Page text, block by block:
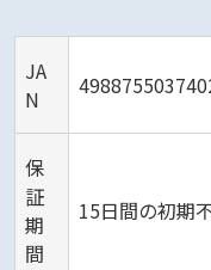
JA
N
保
証
期
間
15日間の初期